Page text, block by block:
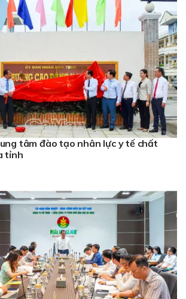
tâm đào tạo nhân lực y tế chất
tỉnh